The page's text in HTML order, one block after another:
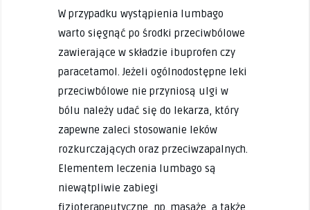
W przypadku wystąpienia lumbago
warto sięgnąć po środki przeciwbólowe
zawierające w składzie ibuprofen czy
paracetamol. Jeżeli ogólnodostępne leki
przeciwbólowe nie przyniosą ulgi w
bólu należy udać się do lekarza, który
zapewne zaleci stosowanie leków
rozkurczających oraz przeciwzapalnych.
Elementem leczenia lumbago są
niewątpliwie zabiegi
fizjoterapeutyczne, np. masaże, a także